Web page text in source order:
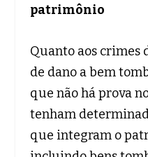
patrimônio
Quanto aos crimes
de dano a bem
que não há prova
tenham
que integram o